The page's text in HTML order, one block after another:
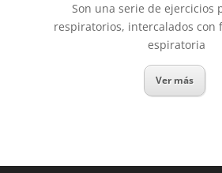
Son una serie de ejercicios
respiratorios, intercalados con
espiratoria
Ver más